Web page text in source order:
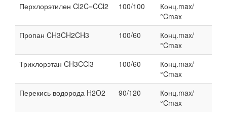
Перхлорэтилен Cl2C=CCl2
100/100
Конц.max/
°Cmax
Пропан CH3CH2CH3
100/60
Конц.max/
°Cmax
Трихлорэтан CH3CCl3
100/60
Конц.max/
°Cmax
Перекись водорода H2O2
90/120
Конц.max/
°Cmax